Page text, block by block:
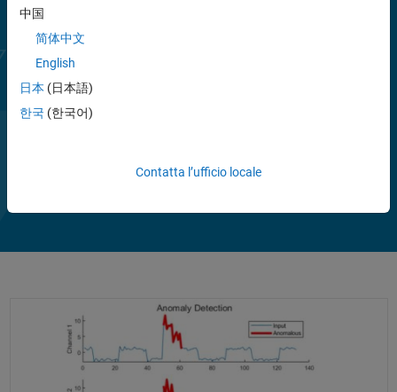
Access (HDA).
. Quando si comunica tramite OPC UA, è possibile connettersi in
modo sicuro ai server OPC UA utilizzando una varietà di modalità di
sicurezza, algoritmi di crittografia e metodi di autenticazione utente.
controllo di supervisione online e di eseguire test del controller in
sicura al tuo impianto e costruire modelli di gemelli digitali connessi
dispositivi edge e server Cloud tramite protocolli Modbus e MQTT.
Riproduci
video
中国
简体中文
English
日本 (日本語)
한국 (한국어)
Contatta l’ufficio locale